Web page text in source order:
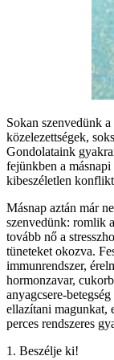
Sokan szenvedünk
közelezettségek,
Gondolataink
fejünkben a
kibeszéletlen
Másnap aztán már
szenvedünk: romlik
tovább nő a
tüneteket okozva.
immunrendszer,
hormonzavar,
anyagcsere-
ellazítani magunkat,
perces rendszeres
1. Beszélje ki!